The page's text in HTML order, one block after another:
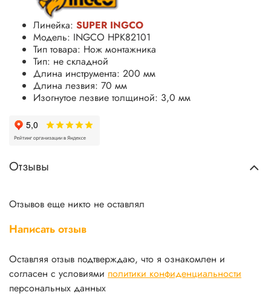
Линейка: SUPER INGCO
Модель: INGCO HPK82101
Тип товара: Нож монтажника
Тип: не складной
Длина инструмента: 200 мм
Длина лезвия: 70 мм
Изогнутое лезвие толщиной: 3,0 мм
Отзывы
Отзывов еще никто не оставлял
Написать отзыв
Оставляя отзыв подтверждаю, что я ознакомлен и
согласен с условиями политики конфиденциальности
персональных данных